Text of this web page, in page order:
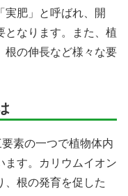
実肥」と呼ばれ、開
となります。また、植
根の伸長など様々な要
素の一つで植物体内
ます。カリウムイオン
、根の発育を促した